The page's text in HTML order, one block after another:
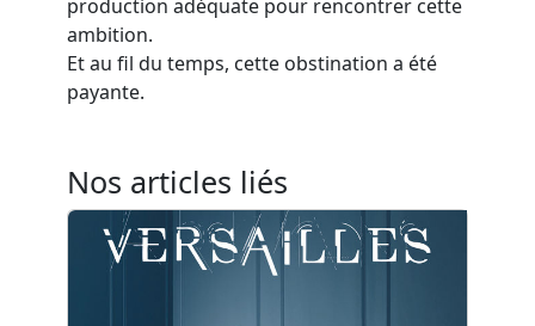
production adéquate pour rencontrer cette
ambition.
Et au fil du temps, cette obstination a été
payante.
Nos articles liés